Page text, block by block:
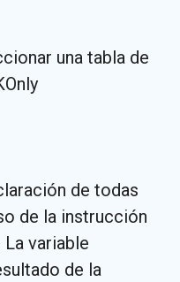
una tabla de
de todas
de la instrucción
La variable
de la